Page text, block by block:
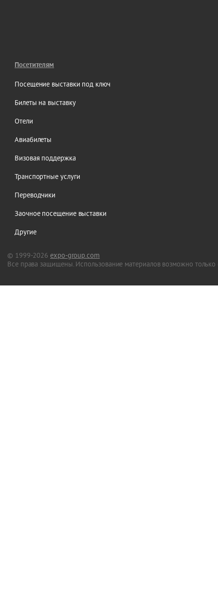
Посетителям
Посещение выставки под ключ
Билеты на выставку
Отели
Авиабилеты
Визовая поддержка
Транспортные услуги
Переводчики
Заочное посещение выставки
Другие
© 1999-2026 expo-group.com
Все права защищены. Использование материалов возможно